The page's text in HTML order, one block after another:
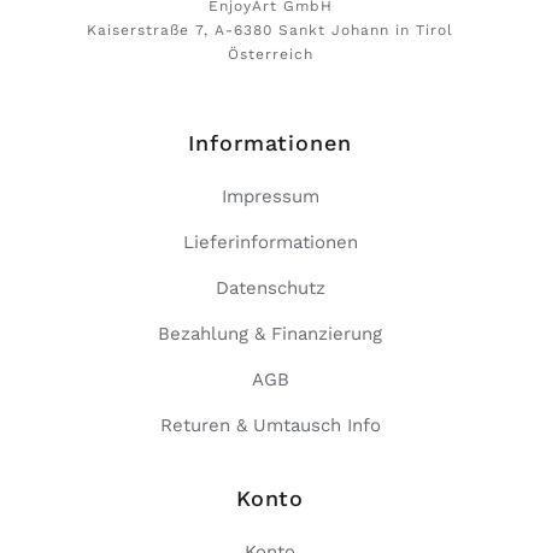
EnjoyArt GmbH
Kaiserstraße 7, A-6380 Sankt Johann in Tirol
Österreich
Informationen
Impressum
Lieferinformationen
Datenschutz
Bezahlung & Finanzierung
AGB
Returen & Umtausch Info
Konto